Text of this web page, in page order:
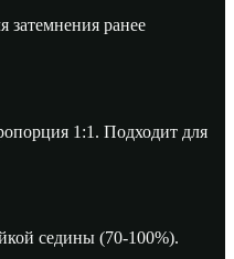
затемнения ранее
1:1. Подходит для
седины (70-100%).